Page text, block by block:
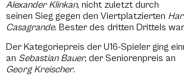
Alexander Klinkan, nicht zuletzt durch
seinen Sieg gegen den Viertplatzierten
Casagrande. Bester des dritten Drittels war
Der Kategoriepreis der U16-Spieler ging
an Sebastian Bauer, der Seniorenpreis an
Georg Kreischer.